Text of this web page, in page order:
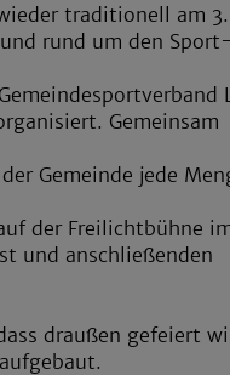
traditionell am 3.
rund um den
Gemeinsam
Gemeinde jede
der Freilichtbühne
und anschließenden
draußen gefeiert